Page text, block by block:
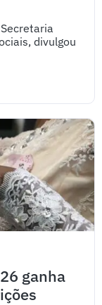
divulgou
ganha